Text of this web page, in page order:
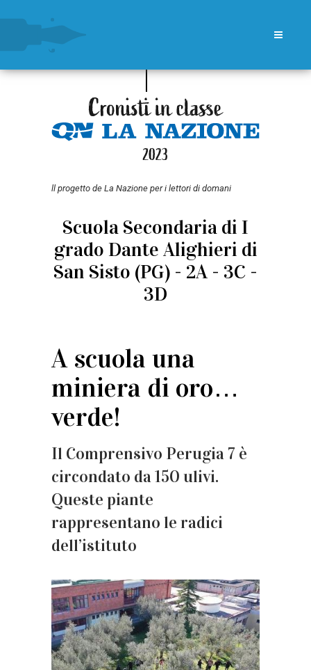
ll progetto de La Nazione per i lettori di domani
Scuola Secondaria di I
grado Dante Alighieri di
San Sisto (PG) - 2A - 3C -
3D
A scuola una
miniera di oro…
verde!
Il Comprensivo Perugia 7 è
circondato da 150 ulivi.
Queste piante
rappresentano le radici
dell’istituto